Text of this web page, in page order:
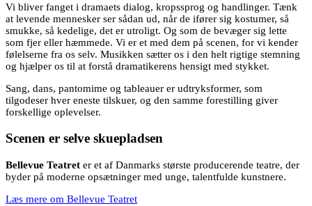
Vi bliver fanget i dramaets dialog, kropssprog og handlinger. Tænk
at levende mennesker ser sådan ud, når de ifører sig kostumer, så
smukke, så kedelige, det er utroligt. Og som de bevæger sig lette
som fjer eller hæmmede. Vi er et med dem på scenen, for vi kender
følelserne fra os selv. Musikken sætter os i den helt rigtige stemning
og hjælper os til at forstå dramatikerens hensigt med stykket.
Sang, dans, pantomime og tableauer er udtryksformer, som
tilgodeser hver eneste tilskuer, og den samme forestilling giver
forskellige oplevelser.
Scenen er selve skuepladsen
Bellevue Teatret er et af Danmarks største producerende teatre, der
byder på moderne opsætninger med unge, talentfulde kunstnere.
Læs mere om Bellevue Teatret